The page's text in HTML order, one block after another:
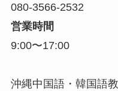
080-3566-2532
営業時間
9:00〜17:00
沖縄中国語・韓国語